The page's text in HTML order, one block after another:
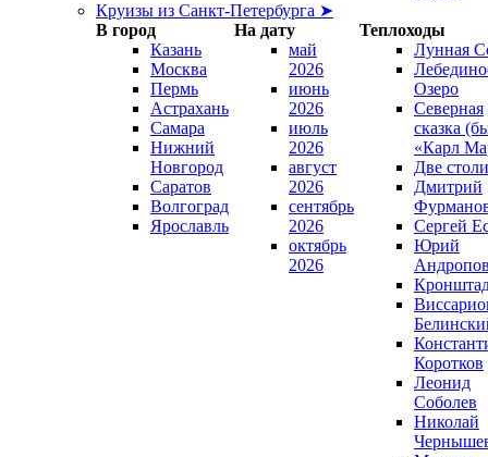
Круизы из Санкт-Петербурга ➤
В город
На дату
Теплоходы
Казань
Москва
Пермь
Астрахань
Самара
Нижний
Новгород
Саратов
Волгоград
Ярославль
май
2026
июнь
2026
июль
2026
август
2026
сентябрь
2026
октябрь
2026
Лунная
Озеро
Северная
сказка
«Карл
Две
Дмитрий
Сергей
Юрий
Коротков
Леонид
Соболев
Николай